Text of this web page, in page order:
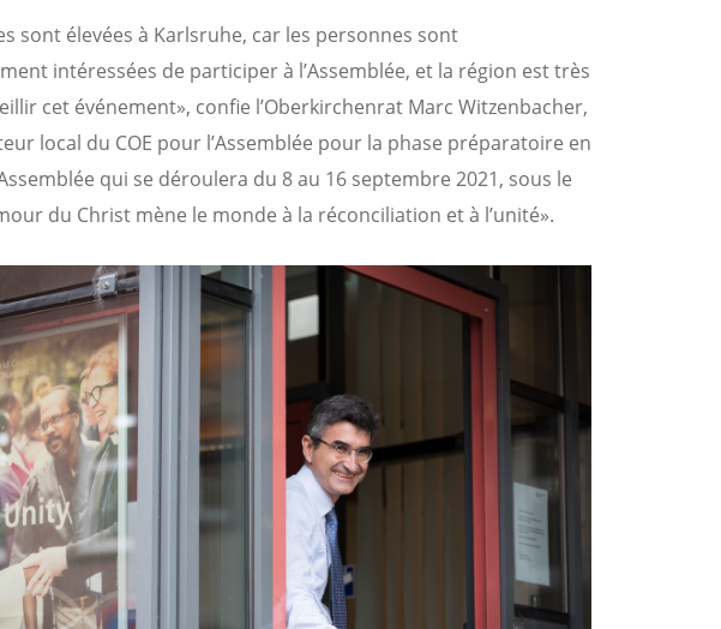
sont élevées à Karlsruhe, car les personnes sont
intéressées de participer à l’Assemblée, et la région est très
cet événement», confie l’Oberkirchenrat Marc Witzenbacher,
local du COE pour l’Assemblée pour la phase préparatoire en
qui se déroulera du 8 au 16 septembre 2021, sous le
du Christ mène le monde à la réconciliation et à l’unité».